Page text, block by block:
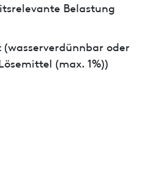
Belastung
oder
(max. 1%))